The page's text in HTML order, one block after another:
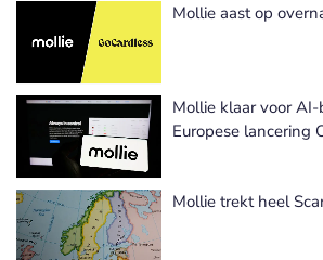
Mollie aast op
Mollie klaar voor
Europese lancering
Mollie trekt heel